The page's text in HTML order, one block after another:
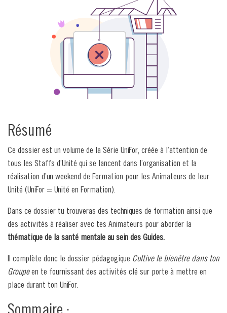
Résumé
Ce dossier est un volume de la Série UniFor, créée à l’attention de
tous les Staffs d’Unité qui se lancent dans l’organisation et la
réalisation d’un weekend de Formation pour les Animateurs de leur
Unité (UniFor = Unité en Formation).
Dans ce dossier tu trouveras des techniques de formation ainsi que
des activités à réaliser avec tes Animateurs pour aborder la
thématique de la santé mentale au sein des Guides.
Il complète donc le dossier pédagogique Cultive le bienêtre dans ton
Groupeen te fournissant des activités clé sur porte à mettre en
place durant ton UniFor.
Sommaire :